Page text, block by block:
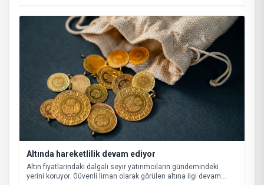
Altında hareketlilik devam ediyor
Altın fiyatlarındaki dalgalı seyir yatırımcıların gündemindeki
yerini koruyor. Güvenli liman olarak görülen altına ilgi devam